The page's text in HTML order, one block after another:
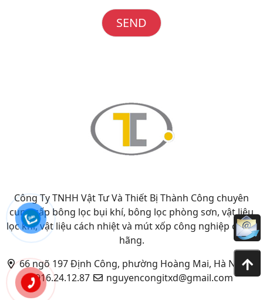
SEND
Công Ty TNHH Vật Tư Và Thiết Bị Thành Công chuyên
cung cấp bông lọc bụi khí, bông lọc phòng sơn, vật liệu
lọc khí, vật liệu cách nhiệt và mút xốp công nghiệp chính
hãng.
66 ngõ 197 Định Công, phường Hoàng Mai, Hà Nội
0916.24.12.87
nguyencongitxd@gmail.com